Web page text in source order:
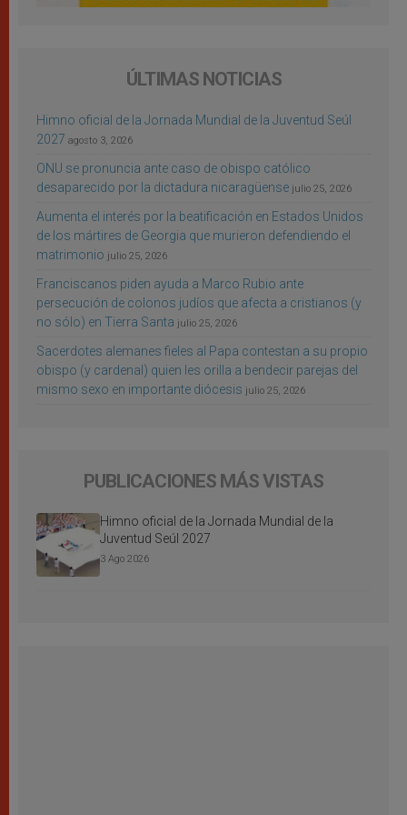
ÚLTIMAS NOTICIAS
Himno oficial de la Jornada Mundial de la Juventud Seúl
2027 agosto 3, 2026
ONU se pronuncia ante caso de obispo católico
desaparecido por la dictadura nicaragüense julio 25, 2026
Aumenta el interés por la beatificación en Estados Unidos
de los mártires de Georgia que murieron defendiendo el
matrimonio julio 25, 2026
Franciscanos piden ayuda a Marco Rubio ante
persecución de colonos judíos que afecta a cristianos (y
no sólo) en Tierra Santa julio 25, 2026
Sacerdotes alemanes fieles al Papa contestan a su propio
obispo (y cardenal) quien les orilla a bendecir parejas del
mismo sexo en importante diócesis julio 25, 2026
PUBLICACIONES MÁS VISTAS
Himno oficial de la Jornada Mundial de la
Juventud Seúl 2027
3 Ago 2026